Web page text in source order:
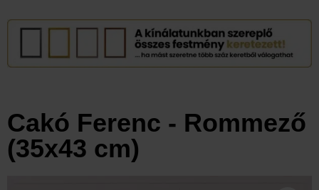
Cakó Ferenc - Rommező
(35x43 cm)